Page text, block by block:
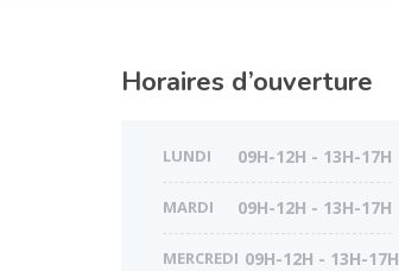
Horaires d’ouverture
LUNDI 09H-12H - 13H-17H
MARDI 09H-12H - 13H-17H
MERCREDI 09H-12H - 13H-17H